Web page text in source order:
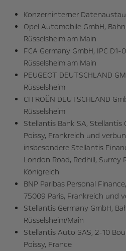
Konzerninterner
Opel Automobile GmbH,
Rüsselsheim am Main
FCA Germany GmbH, IPC
Rüsselsheim am Main
PEUGEOT DEUTSCHLAND
Rüsselsheim
CITROËN DEUTSCHLAND
Rüsselsheim
Stellantis Bank SA, Stellantis
Poissy, Frankreich und
insbesondere Stellantis
London Road, Redhill, Surrey
Königreich
BNP Paribas Personal
75009 Paris, Frankreich und
Stellantis Germany GmbH,
Rüsselsheim/Main
Stellantis Auto SAS, 2-10
Poissy, France